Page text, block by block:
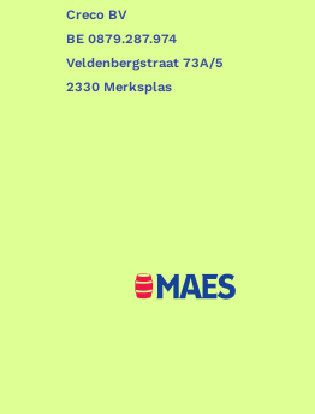
Creco BV
BE 0879.287.974
Veldenbergstraat 73A/5
2330 Merksplas